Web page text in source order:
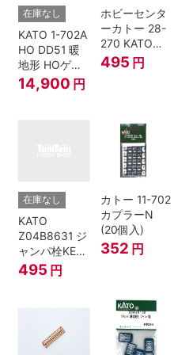
在庫なし
KATO 1-702A
HO DD51 暖
地形 HOゲー
ジ
14,900 円
ホビーセンタ
ーカトー 28-
270 KATOナ
ックルカプラ
ー 黒 センタ
495 円
在庫なし
KATO
Z04B8631 ジ
ャンパ栓KE76
濃青 ランナー
495 円
カトー 11-702
カプラーN
(20個入)
352 円